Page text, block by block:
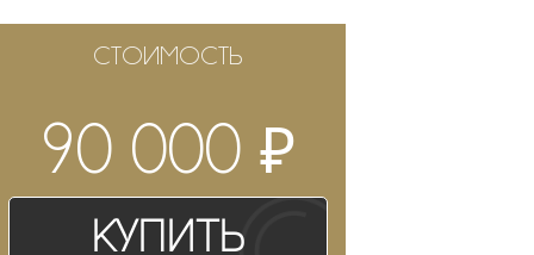
СТОИМОСТЬ
90 000₽
Купить